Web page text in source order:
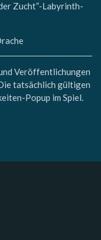
Zucht“-Labyrinth-
Veröffentlichungen
tatsächlich gültigen
Popup im Spiel.